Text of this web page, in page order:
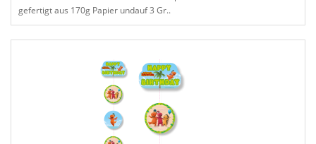
gefertigt aus 170g Papier undauf 3 Gr..